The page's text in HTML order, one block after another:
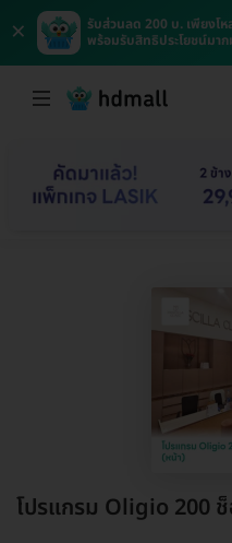
×
รับส่วนลด 200 บ. เพียง
พร้อมรับสิทธิประโยชน์มาก
โปรแกรม Oligio 200